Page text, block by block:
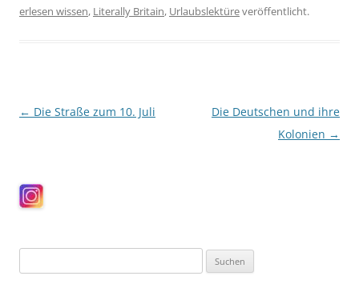
erlesen wissen, Literally Britain, Urlaubslektüreveröffentlicht.
Beitragsnavigation
← Die Straße zum 10. Juli
Die Deutschen und ihre
Kolonien →
nach: